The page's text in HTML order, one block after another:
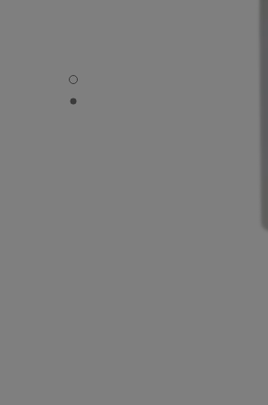
BLEU DE CHANEL - visão padrão
BLEU DE CHANEL - Visualização